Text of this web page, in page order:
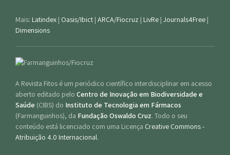
Mais: Latindex | Oasis/Ibict | ARCA/Fiocruz | LivRe | Journals4Free |
Dimensions
A Revista Fitos é um periódico científico interdisciplinar em acesso
aberto editado pelo Centro de Inovação em Biodiversidade e
Saúde (CIBS) do Instituto de Tecnologia em Fármacos
(Farmanguinhos), da Fundação Oswaldo Cruz. Todo o seu
conteúdo está licenciado com uma Licença Creative Commons -
Atribuição 4.0 Internacional.